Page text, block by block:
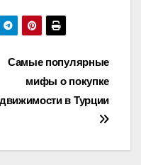
Самые популярные
мифы о покупке
в Турции